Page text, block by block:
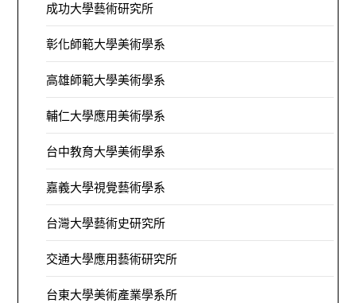
成功大學藝術研究所
彰化師範大學美術學系
高雄師範大學美術學系
輔仁大學應用美術學系
台中教育大學美術學系
嘉義大學視覺藝術學系
台灣大學藝術史研究所
交通大學應用藝術研究所
台東大學美術產業學系所